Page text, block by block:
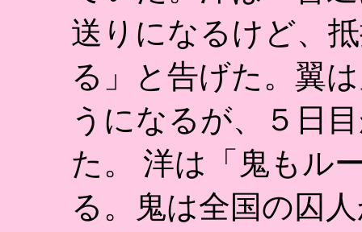
送りになるけど、
る」と告げた。翼
うになるが、５日
た。 洋は「鬼もル
る。鬼は全国の囚